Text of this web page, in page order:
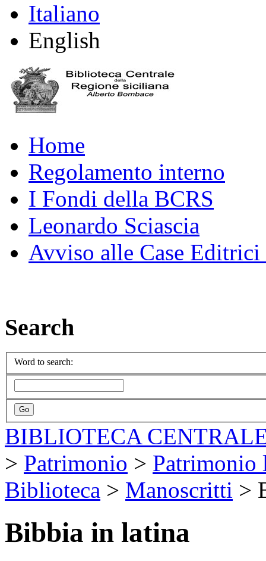
Italiano
English
Home
Regolamento interno
I Fondi della BCRS
Leonardo Sciascia
Avviso alle Case
Search
Word to search:
BIBLIOTECA
> Patrimonio > Patrimonio
Biblioteca > Manoscritti >
Bibbia in latina